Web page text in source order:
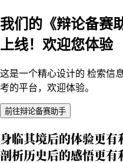
我们的《辩论备赛
上线！欢迎您体验
这是一个精心设计的 检索
考的平台，欢迎体验。
前往辩论备赛助手
身临其境后的体验更
剖析历史后的感悟更